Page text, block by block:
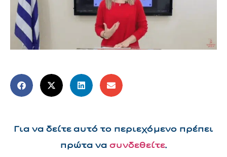
Για να δείτε αυτό το περιεχόμενο πρέπει
πρώτα να συνδεθείτε.